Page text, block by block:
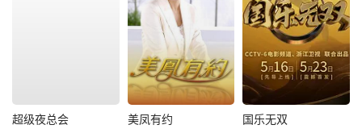
超级夜总会 美凤有约 国乐无双